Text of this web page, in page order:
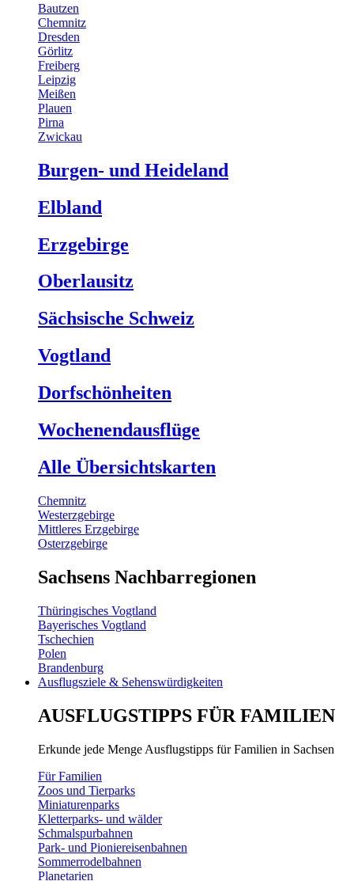
Bautzen
Chemnitz
Dresden
Görlitz
Freiberg
Leipzig
Meißen
Plauen
Pirna
Zwickau
Burgen- und Heideland
Elbland
Erzgebirge
Oberlausitz
Sächsische Schweiz
Vogtland
Dorfschönheiten
Wochenendausflüge
Alle Übersichtskarten
Chemnitz
Westerzgebirge
Mittleres Erzgebirge
Osterzgebirge
Sachsens Nachbarregionen
Thüringisches Vogtland
Bayerisches Vogtland
Tschechien
Polen
Brandenburg
Ausflugsziele & Sehenswürdigkeiten
AUSFLUGSTIPPS FÜR FAMILIEN
Erkunde jede Menge Ausflugstipps für Familien in Sachsen
Für Familien
Zoos und Tierparks
Miniaturenparks
Kletterparks- und wälder
Schmalspurbahnen
Park- und Pioniereisenbahnen
Sommerrodelbahnen
Planetarien